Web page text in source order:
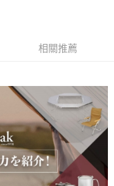
相關推薦